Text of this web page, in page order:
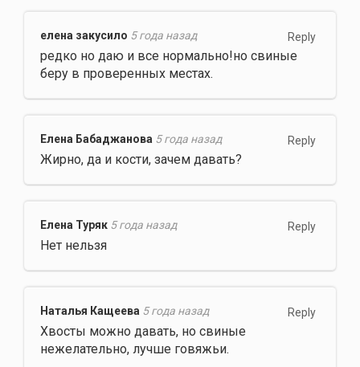
Reply
елена закусило 5 года назад
редко но даю и все нормально!но свиные
беру в проверенных местах.
Reply
Елена Бабаджанова 5 года назад
Жирно, да и кости, зачем давать?
Reply
Елена Туряк 5 года назад
Нет нельзя
Reply
Наталья Кащеева 5 года назад
Хвосты можно давать, но свиные
нежелательно, лучше говяжьи.